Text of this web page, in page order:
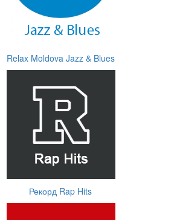
Relax Moldova Jazz & Blues
Рекорд Rap Hits